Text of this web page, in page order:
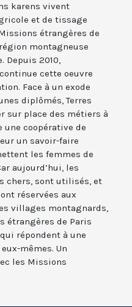
karens vivent
et de tissage
étrangères de
montagneuse
Depuis 2010,
cette oeuvre
Face à un exode
diplômés, Terres
sur place des métiers à
une coopérative de
un savoir-faire
les femmes de
aujourd’hui, les
chers, sont utilisés, et
réservées aux
villages montagnards,
étrangères de Paris
répondent à une
mêmes. Un
les Missions